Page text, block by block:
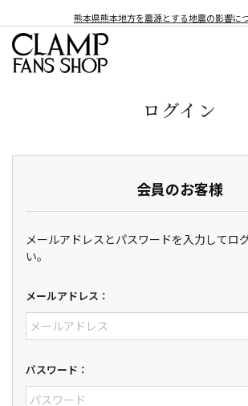
熊本県熊本地方を震源とする地震の影響に
ログイン
会員のお客様
メールアドレスとパスワードを入力してロ
い。
メールアドレス：
パスワード：